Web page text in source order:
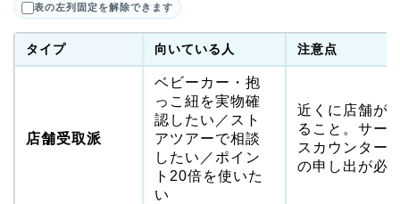
表の左列固定を解除できます
タイプ 向いている人 注意点
店舗受取派
ベビーカー・抱
っこ紐を実物確
認したい／スト
アツアーで相談
したい／ポイン
ト20倍を使いた
い
近くに店舗が
ること。サー
スカウンター
の申し出が必